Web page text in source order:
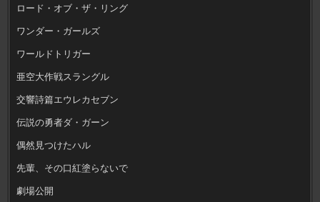
ロード・オブ・ザ・リング
ワンダー・ガールズ
ワールドトリガー
亜空大作戦スラングル
交響詩篇エウレカセブン
伝説の勇者ダ・ガーン
偶然見つけたハル
先輩、その口紅塗らないで
劇場公開